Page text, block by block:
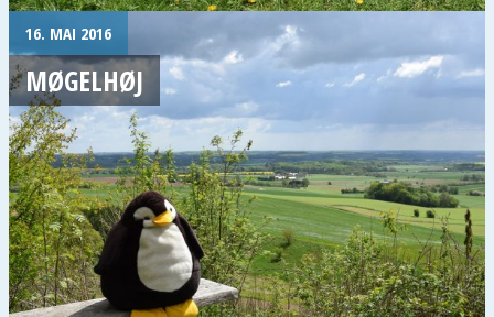
16. MAI 2016
MØGELHØJ